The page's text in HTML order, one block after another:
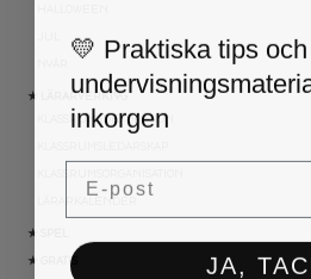
★ LÄRARVERKTYG
KLASSRUMSDEKORATION
LÄRARKALENDER
★ SPEL
★ GRATIS
💛 Praktiska tips
inkorgen
Email
JA,